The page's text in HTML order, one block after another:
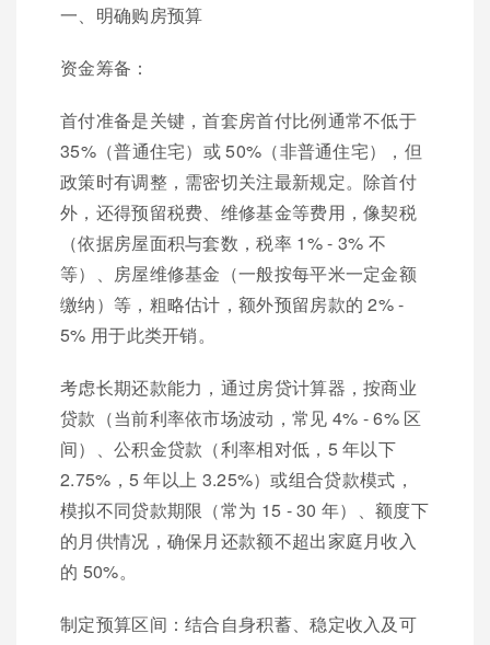
一、明确购房预算
资金筹备：
首付准备是关键，首套房首付比例通常不低于
35%（普通住宅）或 50%（非普通住宅），但
政策时有调整，需密切关注最新规定。除首付
外，还得预留税费、维修基金等费用，像契税
（依据房屋面积与套数，税率 1% - 3% 不
等）、房屋维修基金（一般按每平米一定金额
缴纳）等，粗略估计，额外预留房款的 2% -
5% 用于此类开销。
考虑长期还款能力，通过房贷计算器，按商业
贷款（当前利率依市场波动，常见 4% - 6% 区
间）、公积金贷款（利率相对低，5 年以下
2.75%，5 年以上 3.25%）或组合贷款模式，
模拟不同贷款期限（常为 15 - 30 年）、额度下
的月供情况，确保月还款额不超出家庭月收入
的 50%。
制定预算区间：结合自身积蓄、稳定收入及可